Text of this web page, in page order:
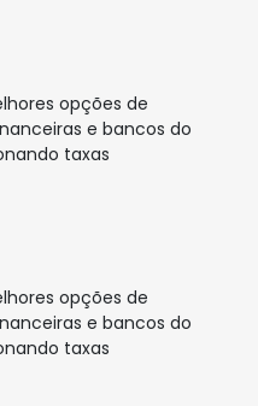
opções de
e bancos do
taxas
opções de
e bancos do
taxas